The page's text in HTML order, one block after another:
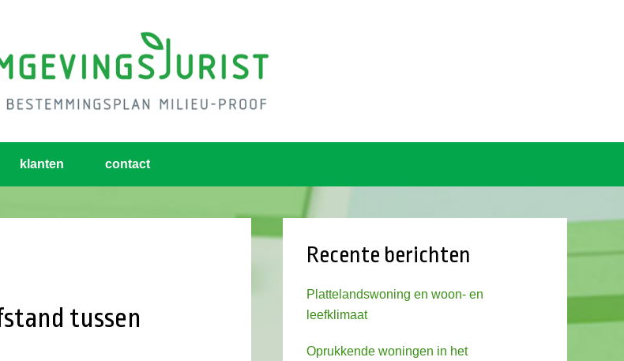
klanten contact
tussen
Recente berichten
Plattelandswoning en woon- en
leefklimaat
Oprukkende woningen in het